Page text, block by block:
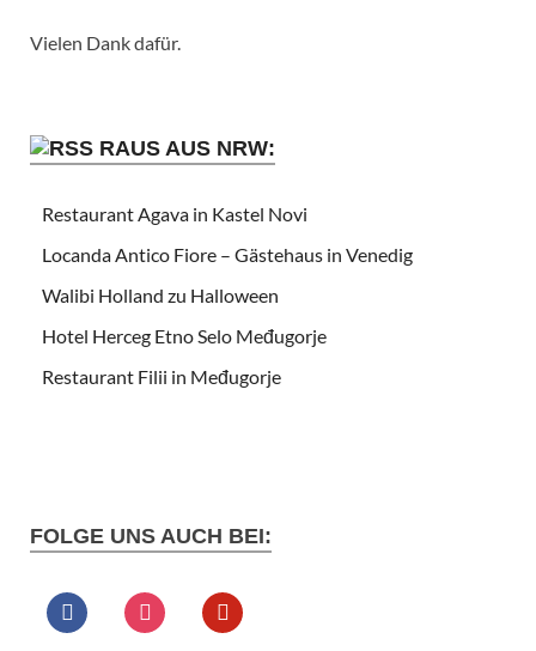
Vielen Dank dafür.
RAUS AUS NRW:
Restaurant Agava in Kastel Novi
Locanda Antico Fiore – Gästehaus in Venedig
Walibi Holland zu Halloween
Hotel Herceg Etno Selo Međugorje
Restaurant Filii in Međugorje
FOLGE UNS AUCH BEI: